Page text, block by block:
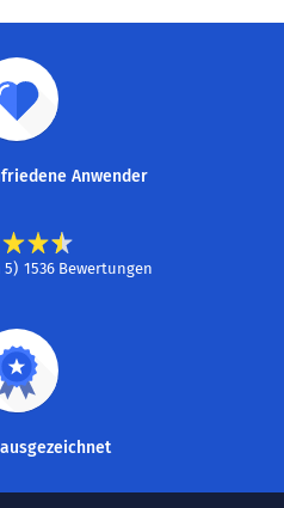
Anwender
5) 1536 Bewertungen